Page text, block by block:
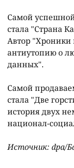
Самой
стала "Страна
Автор "Хроники
антиутопию о
данных".
Самой
стала "Две
история двух
национал-
Источник: dpa/